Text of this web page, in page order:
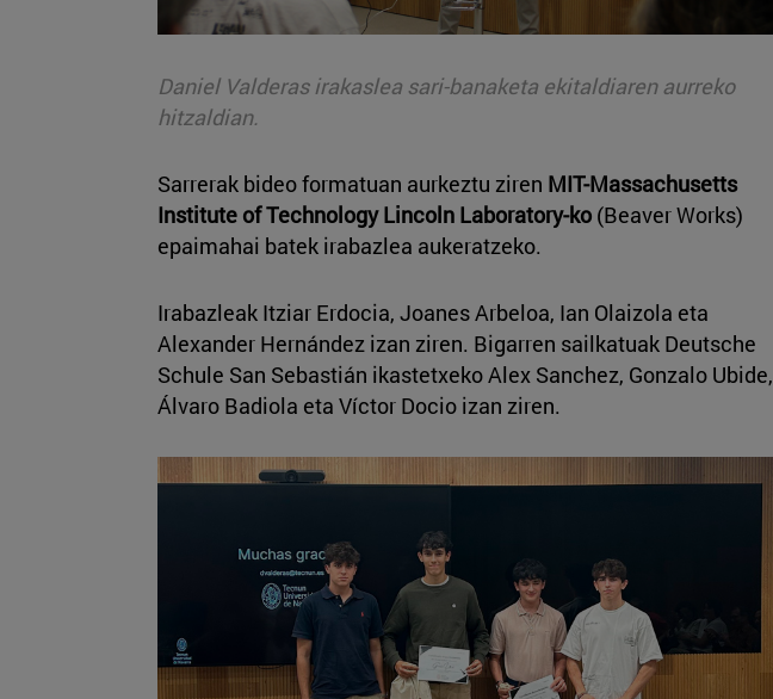
Daniel Valderas irakaslea sari-banaketa ekitaldiaren aurreko
hitzaldian.
Sarrerak bideo formatuan aurkeztu ziren MIT-Massachusetts
Institute of Technology Lincoln Laboratory-ko (Beaver Works)
epaimahai batek irabazlea aukeratzeko.
Irabazleak Itziar Erdocia, Joanes Arbeloa, Ian Olaizola eta
Alexander Hernández izan ziren. Bigarren sailkatuak Deutsche
Schule San Sebastián ikastetxeko Alex Sanchez, Gonzalo Ubide,
Álvaro Badiola eta Víctor Docio izan ziren.